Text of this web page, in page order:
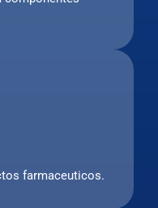
farmaceuticos.